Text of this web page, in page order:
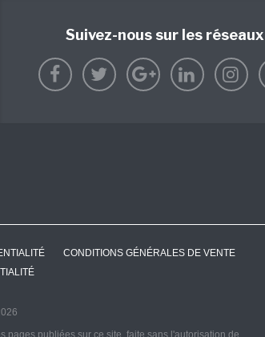
Suivez-nous sur les réseaux
CONDITIONS GÉNÉRALES DE VENTE